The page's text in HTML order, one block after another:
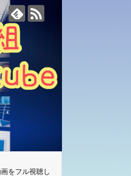
をフル視聴し